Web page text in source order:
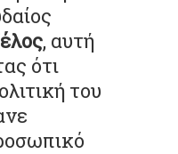
, αυτή
ότι
του